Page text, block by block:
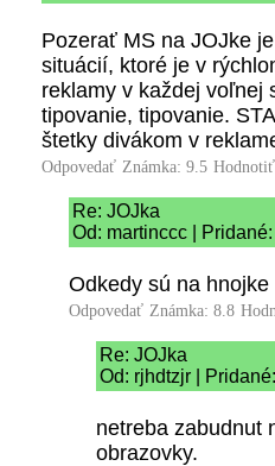
Pozerať MS na JOJke
situácií, ktoré je v
reklamy v každej voľnej
tipovanie, tipovanie.
štetky divákom v
Odpovedať Známka: 9.5
Re: JOJka
Od: martinccc |
Odkedy sú na
Odpovedať Známka: 8.8
Re: JOJka
Od: rjhdtzjr |
netreba zabudnut
obrazovky.